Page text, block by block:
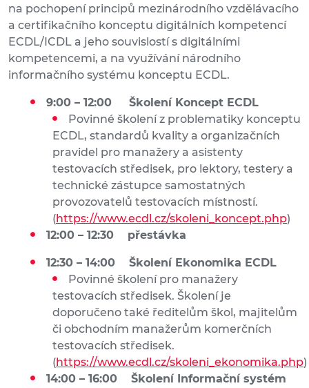
na pochopení principů mezinárodního vzdělávacího
a certifikačního konceptu digitálních kompetencí
ECDL/ICDL a jeho souvislostí s digitálními
kompetencemi, a na využívání národního
informačního systému konceptu ECDL.
9:00 – 12:00 Školení Koncept ECDL
Povinné školení z problematiky konceptu
ECDL, standardů kvality a organizačních
pravidel pro manažery a asistenty
testovacích středisek, pro lektory, testery a
technické zástupce samostatných
provozovatelů testovacích místností.
(https://www.ecdl.cz/skoleni_koncept.php)
12:00 – 12:30 přestávka
12:30 – 14:00 Školení Ekonomika ECDL
Povinné školení pro manažery
testovacích středisek. Školení je
doporučeno také ředitelům škol, majitelům
či obchodním manažerům komerčních
testovacích středisek.
(https://www.ecdl.cz/skoleni_ekonomika.php)
14:00 – 16:00 Školení Informační systém